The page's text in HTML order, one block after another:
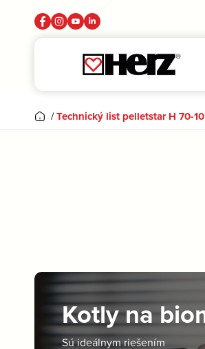
/Technický list pelletstar H 70-
Kotly na
Sú ideálnym riešením